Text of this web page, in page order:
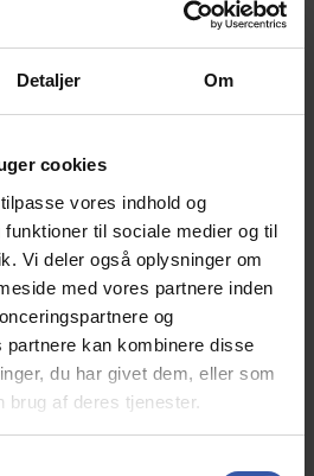
Detaljer Om
cookies
vores indhold og
til sociale medier og til
Vi deler også oplysninger om
med vores partnere inden
og
partnere kan kombinere disse
du har givet dem, eller som
brug af deres tjenester.
GARANTI
ER PÅ LAGER
Køb
Admiral springmadras får
levetid i forhold til
prisklasse.
madrassen levetid har vi